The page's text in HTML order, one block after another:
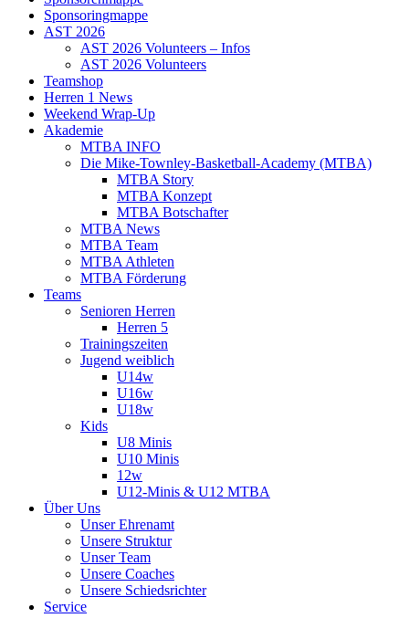
Sponsoringmappe
AST 2026
AST 2026 Volunteers – Infos
AST 2026 Volunteers
Teamshop
Herren 1 News
Weekend Wrap-Up
Akademie
MTBA INFO
Die Mike-Townley-Basketball-Academy (MTBA)
MTBA Story
MTBA Konzept
MTBA Botschafter
MTBA News
MTBA Team
MTBA Athleten
MTBA Förderung
Teams
Senioren Herren
Herren 5
Trainingszeiten
Jugend weiblich
U14w
U16w
U18w
Kids
U8 Minis
U10 Minis
12w
U12-Minis & U12 MTBA
Über Uns
Unser Ehrenamt
Unsere Struktur
Unser Team
Unsere Coaches
Unsere Schiedsrichter
Service